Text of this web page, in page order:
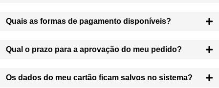
Quais as formas de pagamento disponíveis?
Qual o prazo para a aprovação do meu pedido?
Os dados do meu cartão ficam salvos no sistema?